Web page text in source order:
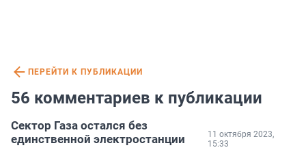
ПЕРЕЙТИ К ПУБЛИКАЦИИ
56 комментариев к публикации
Сектор Газа остался без
единственной электростанции
11 октября 2023,
15:33